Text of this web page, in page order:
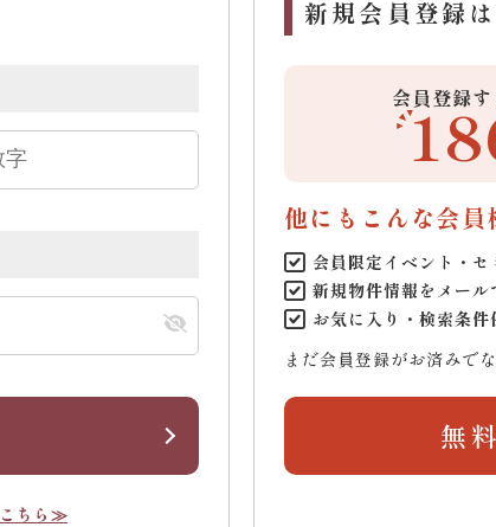
ちら≫
新規会員登録
会員登録
他にもこんな会
会員限定イベント・
新規物件情報をメール
お気に入り・検索条
まだ会員登録がお済みで
無